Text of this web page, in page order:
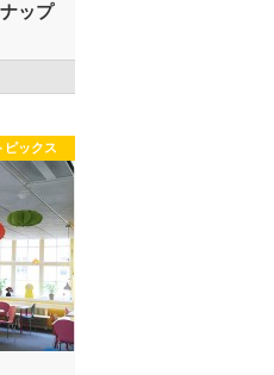
ップ
ピックス